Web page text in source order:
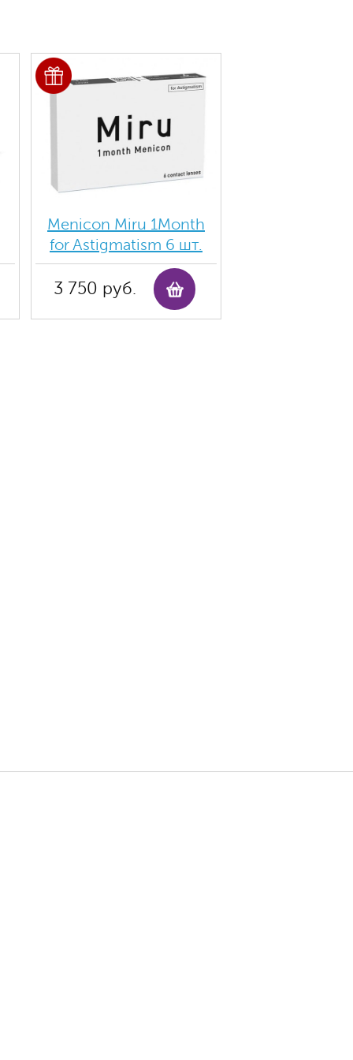
Menicon Miru 1Month
for Astigmatism 6 шт.
3 750 руб.